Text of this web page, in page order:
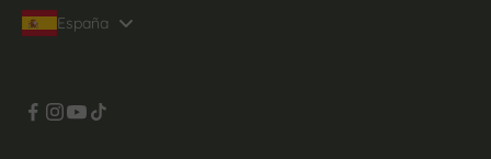
España